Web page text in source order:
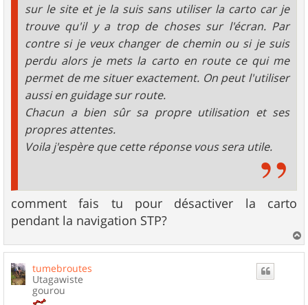
sur le site et je la suis sans utiliser la carto car je
trouve qu'il y a trop de choses sur l'écran. Par
contre si je veux changer de chemin ou si je suis
perdu alors je mets la carto en route ce qui me
permet de me situer exactement. On peut l'utiliser
aussi en guidage sur route.
Chacun a bien sûr sa propre utilisation et ses
propres attentes.
Voila j'espère que cette réponse vous sera utile.
comment fais tu pour désactiver la carto
pendant la navigation STP?
a
u
tumebroutes
Utagawiste
gourou